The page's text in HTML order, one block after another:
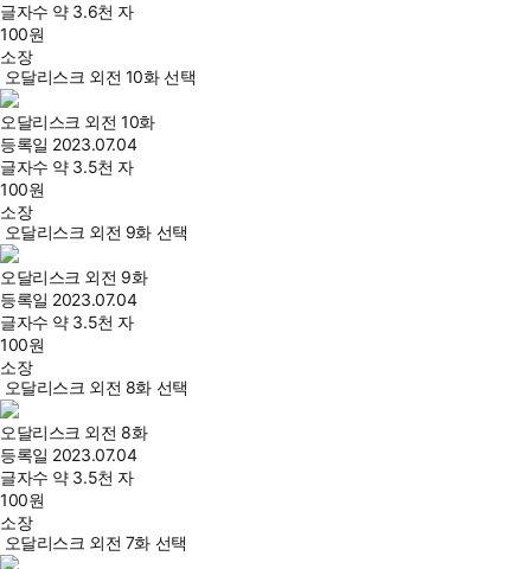
글자수 약 3.6천 자
100원
소장
오달리스크 외전 10화 선택
오달리스크 외전 10화
등록일 2023.07.04
글자수 약 3.5천 자
100원
소장
오달리스크 외전 9화 선택
오달리스크 외전 9화
등록일 2023.07.04
글자수 약 3.5천 자
100원
소장
오달리스크 외전 8화 선택
오달리스크 외전 8화
등록일 2023.07.04
글자수 약 3.5천 자
100원
소장
오달리스크 외전 7화 선택